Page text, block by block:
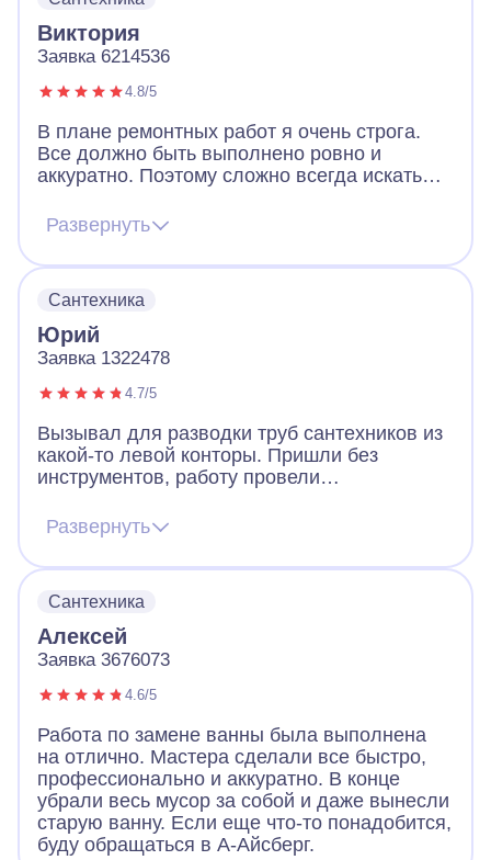
Виктория
Заявка 6214536
4.8/5
В плане ремонтных работ я очень строга.
Все должно быть выполнено ровно и
аккуратно. Поэтому сложно всегда искать
обратиться в А-Айсберг и не пожалела.
Попался очень грамотный мастер, который
выслушал, учел предпочтения и произвел
быстро, качественно и профессионально.
Спасибо!
Развернуть
Сантехника
Юрий
Заявка 1322478
4.7/5
Вызывал для разводки труб сантехников из
какой-то левой конторы. Пришли без
инструментов, работу провели
решил вызвать мастеров из проверенной
компании. И какая же разница. Мастера из
А-Айсберга все сделали качественно, без
были при них. Да, немного дороже, но
скупой платит дважды. А-Айсберг молодцы!
Развернуть
Сантехника
Алексей
Заявка 3676073
4.6/5
Работа по замене ванны была выполнена
на отлично. Мастера сделали все быстро,
профессионально и аккуратно. В конце
убрали весь мусор за собой и даже вынесли
старую ванну. Если еще что-то понадобится,
буду обращаться в А-Айсберг.